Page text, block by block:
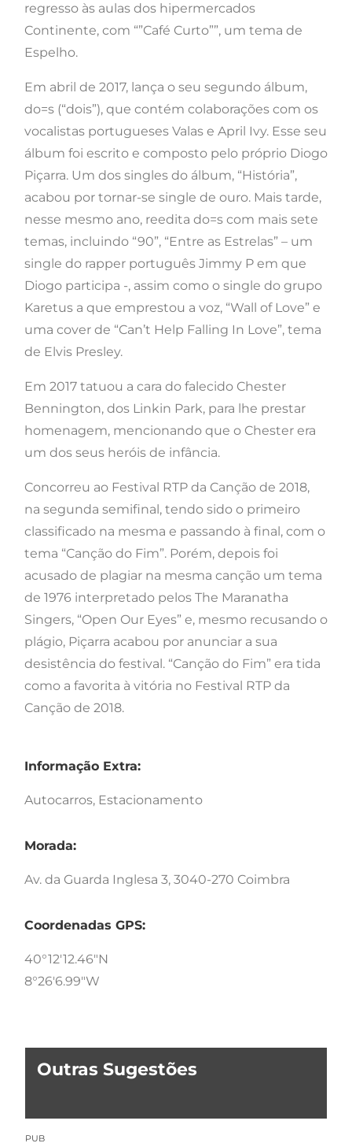
regresso às aulas dos hipermercados
Continente, com “”Café Curto””, um tema de
Espelho.
Em abril de 2017, lança o seu segundo álbum,
do=s (“dois”), que contém colaborações com os
vocalistas portugueses Valas e April Ivy. Esse seu
álbum foi escrito e composto pelo próprio Diogo
Piçarra. Um dos singles do álbum, “História”,
acabou por tornar-se single de ouro. Mais tarde,
nesse mesmo ano, reedita do=s com mais sete
temas, incluindo “90”, “Entre as Estrelas” – um
single do rapper português Jimmy P em que
Diogo participa -, assim como o single do grupo
Karetus a que emprestou a voz, “Wall of Love” e
uma cover de “Can’t Help Falling In Love”, tema
de Elvis Presley.
Em 2017 tatuou a cara do falecido Chester
Bennington, dos Linkin Park, para lhe prestar
homenagem, mencionando que o Chester era
um dos seus heróis de infância.
Concorreu ao Festival RTP da Canção de 2018,
na segunda semifinal, tendo sido o primeiro
classificado na mesma e passando à final, com o
tema “Canção do Fim”. Porém, depois foi
acusado de plagiar na mesma canção um tema
de 1976 interpretado pelos The Maranatha
Singers, “Open Our Eyes” e, mesmo recusando o
plágio, Piçarra acabou por anunciar a sua
desistência do festival. “Canção do Fim” era tida
como a favorita à vitória no Festival RTP da
Canção de 2018.
Informação Extra:
Autocarros, Estacionamento
Morada:
Av. da Guarda Inglesa 3, 3040-270 Coimbra
Coordenadas GPS:
40°12'12.46"N
8°26'6.99"W
Outras Sugestões
PUB